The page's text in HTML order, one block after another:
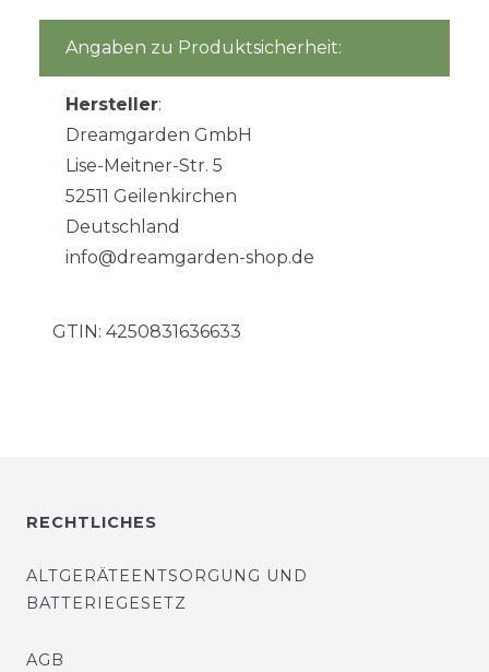
Angaben zu Produktsicherheit:
Hersteller:
Dreamgarden GmbH
Lise-Meitner-Str. 5
52511 Geilenkirchen
Deutschland
info@dreamgarden-shop.de
GTIN: 4250831636633
RECHTLICHES
ALTGERÄTEENTSORGUNG UND
BATTERIEGESETZ
AGB